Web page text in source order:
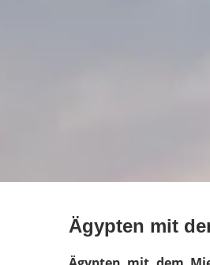
Ägypten mit